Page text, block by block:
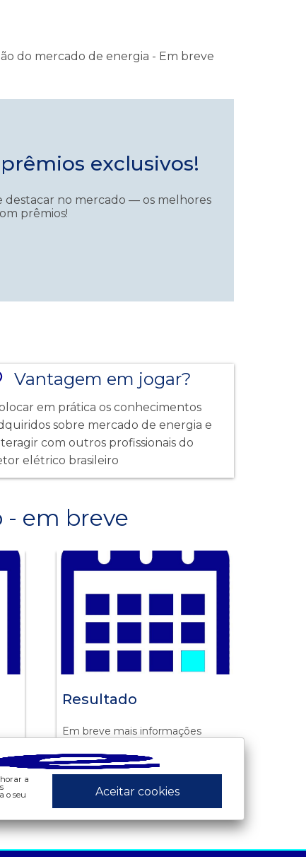
do mercado de energia - Em breve
exclusivos!
destacar no mercado — os melhores
prêmios!
Vantagem em jogar?
em prática os conhecimentos
sobre mercado de energia e
com outros profissionais do
elétrico brasileiro
- em breve
Resultado
Em breve mais informações
a
o seu Aceitar cookies